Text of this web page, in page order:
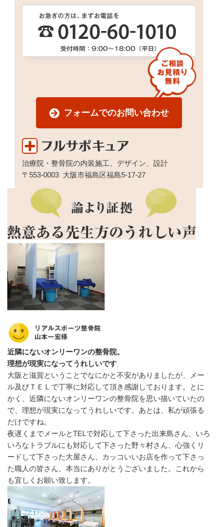
フォームでのお問い合わせ
治療院・整骨院の内装施工、デザイン、設計
〒553-0003 大阪市福島区福島5-17-27
近隣にないオンリーワンの整骨院。
理想が現実になってうれしいです
大阪と滋賀ということでなにかと不安がありましたが、メー
ル及びＴＥＬで丁寧に対応して頂き感謝しております。とに
かく、近隣にないオンリーワンの整骨院を思い描いていたの
で、理想が現実になってうれしいです。あとは、私が頑張る
だけですね。
夜遅くまでメールとTELで対応して下さった出来島さん、いろ
いろなトラブルにも対応して下さった野々村さん、心強くリ
ードして下さった大屋さん、カッコいいお店を作って下さっ
た職人の皆さん、本当にありがとうございました。これから
も宜しくお願い致します。